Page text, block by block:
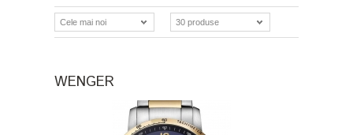
Cele mai noi 30 produse
WENGER